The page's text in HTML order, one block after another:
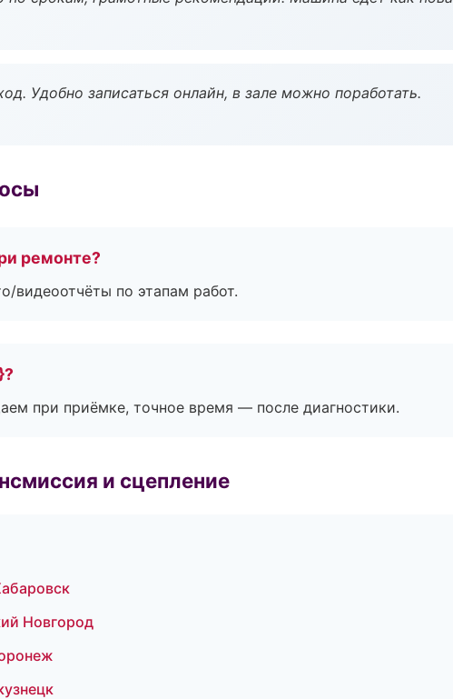
Удобно записаться онлайн, в зале можно поработать.
ремонте?
видеоотчёты по этапам работ.
при приёмке, точное время — после диагностики.
и сцепление
Новгород